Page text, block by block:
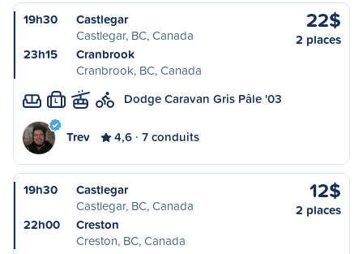
19h30
Castlegar
Castlegar, BC, Canada
23h15
Cranbrook
Cranbrook, BC, Canada
22$
2 places
L Dodge Caravan Gris Pâle '03
Trev 4,6 7 conduits
19h30
Castlegar
Castlegar, BC, Canada
22h00
Creston
Creston, BC, Canada
12$
2 places